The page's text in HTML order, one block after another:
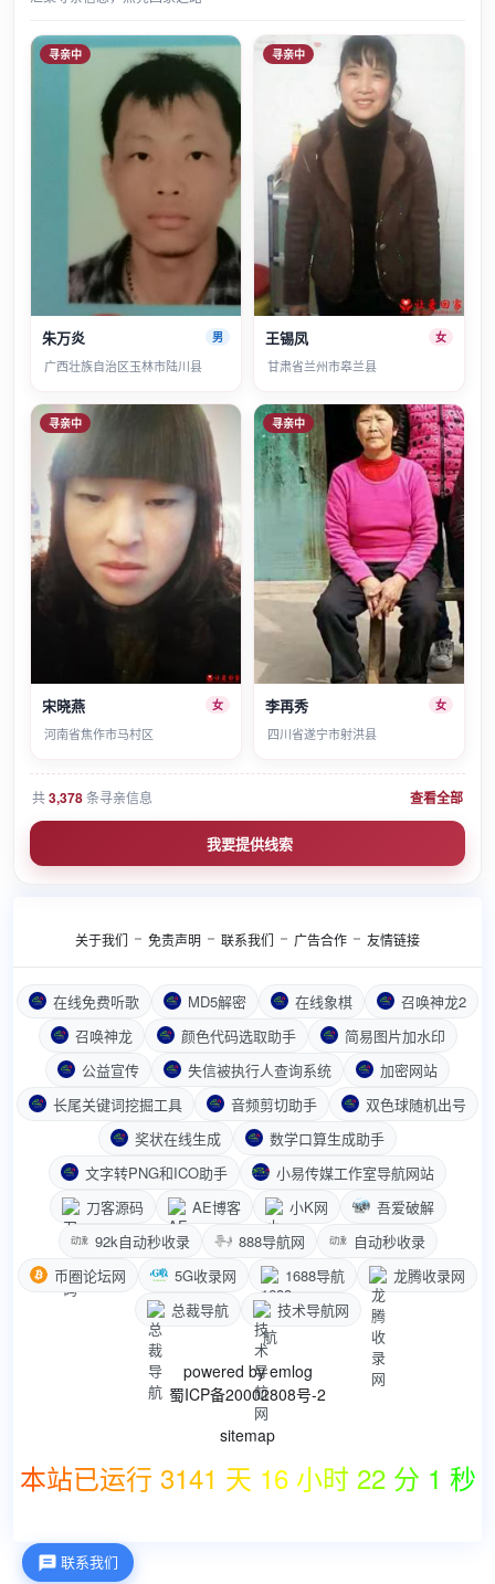
寻亲中
朱万炎 男
广西壮族自治区玉林市陆川县
寻亲中
王锡凤 女
甘肃省兰州市皋兰县
寻亲中
宋晓燕 女
河南省焦作市马村区
寻亲中
李再秀 女
四川省遂宁市射洪县
共3,378条寻亲信息 查看全部
我要提供线索
关于我们 免责声明 联系我们 广告合作 友情链接
在线免费听歌 MD5解密 在线象棋
召唤神龙2
召唤神龙
颜色代码选取助手
简易图片加水印
公益宣传
失信被执行人查询系统
加密网站
长尾关键词挖掘工具
音频剪切助手
双色球随机出号
奖状在线生成
数学口算生成助手
文字转PNG和ICO助手
小易传媒工作室导航网站
刀客源码
AE博客 小K网
吾爱破解
92k自动秒收录
888导航网
自动秒收录
币圈论坛网
5G收录网 1688导航
龙腾收录网
总裁导航
技术导航网
powered byemlog
蜀ICP备20002808号-2
sitemap
本站已运行 3141 天 16 小时 22 分 2 秒
联系我们